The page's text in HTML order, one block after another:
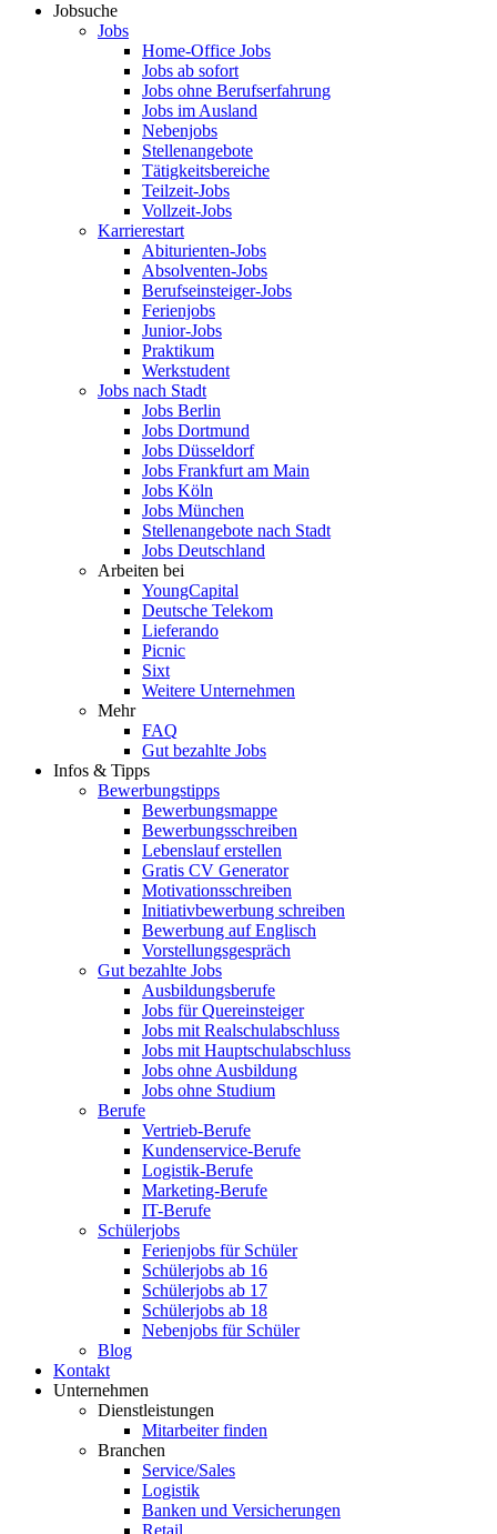
Jobsuche
Jobs
Home-Office Jobs
Jobs ab sofort
Jobs ohne Berufserfahrung
Jobs im Ausland
Nebenjobs
Stellenangebote
Tätigkeitsbereiche
Teilzeit-Jobs
Vollzeit-Jobs
Karrierestart
Abiturienten-Jobs
Absolventen-Jobs
Berufseinsteiger-Jobs
Ferienjobs
Junior-Jobs
Praktikum
Werkstudent
Jobs nach Stadt
Jobs Berlin
Jobs Dortmund
Jobs Düsseldorf
Jobs Frankfurt am Main
Jobs Köln
Jobs München
Stellenangebote nach Stadt
Jobs Deutschland
Arbeiten bei
YoungCapital
Deutsche Telekom
Lieferando
Picnic
Sixt
Weitere Unternehmen
Mehr
FAQ
Gut bezahlte Jobs
Infos & Tipps
Bewerbungstipps
Bewerbungsmappe
Bewerbungsschreiben
Lebenslauf erstellen
Gratis CV Generator
Motivationsschreiben
Initiativbewerbung schreiben
Bewerbung auf Englisch
Vorstellungsgespräch
Gut bezahlte Jobs
Ausbildungsberufe
Jobs für Quereinsteiger
Jobs mit Realschulabschluss
Jobs mit Hauptschulabschluss
Jobs ohne Ausbildung
Jobs ohne Studium
Berufe
Vertrieb-Berufe
Kundenservice-Berufe
Logistik-Berufe
Marketing-Berufe
IT-Berufe
Schülerjobs
Ferienjobs für Schüler
Schülerjobs ab 16
Schülerjobs ab 17
Schülerjobs ab 18
Nebenjobs für Schüler
Blog
Kontakt
Unternehmen
Dienstleistungen
Mitarbeiter finden
Branchen
Service/Sales
Logistik
Banken und Versicherungen
Retail